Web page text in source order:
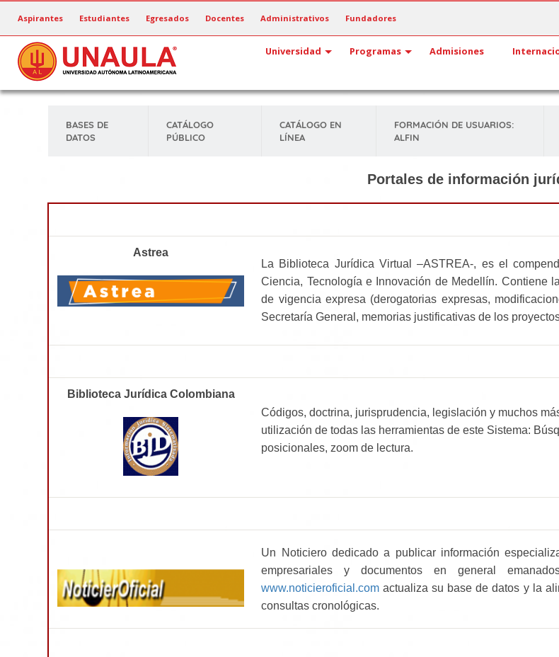
contenido
principal
Aspirantes Estudiantes Egresados Docentes Administrativos Fundadores
Universidad Programas Admisiones
BASES DE
DATOS
CATÁLOGO
PÚBLICO
CATÁLOGO EN
LÍNEA
FORMACIÓN DE USUARIOS:
ALFIN
Portales de información
Astrea
La Biblioteca Jurídica Virtual –ASTREA-, es el
Ciencia, Tecnología e Innovación de Medellín. Contiene
de vigencia expresa (derogatorias expresas,
Secretaría General, memorias justificativas de los
Biblioteca Jurídica Colombiana
Códigos, doctrina, jurisprudencia, legislación y muchos
utilización de todas las herramientas de este Sistema:
posicionales, zoom de lectura.
Un Noticiero dedicado a publicar información
empresariales y documentos en general
www.noticieroficial.com actualiza su base de datos y la
consultas cronológicas.